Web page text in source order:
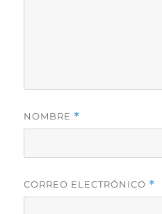
NOMBRE *
CORREO ELECTRÓNICO *